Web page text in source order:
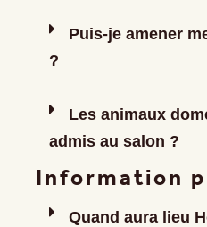
Puis-je amener
?
Les animaux
admis au salon ?
Information
Quand aura lieu